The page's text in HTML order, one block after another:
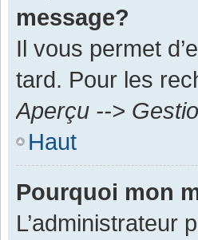
message?
Il vous permet
tard. Pour les
Aperçu -->
Haut
Pourquoi mon
L’administrateur